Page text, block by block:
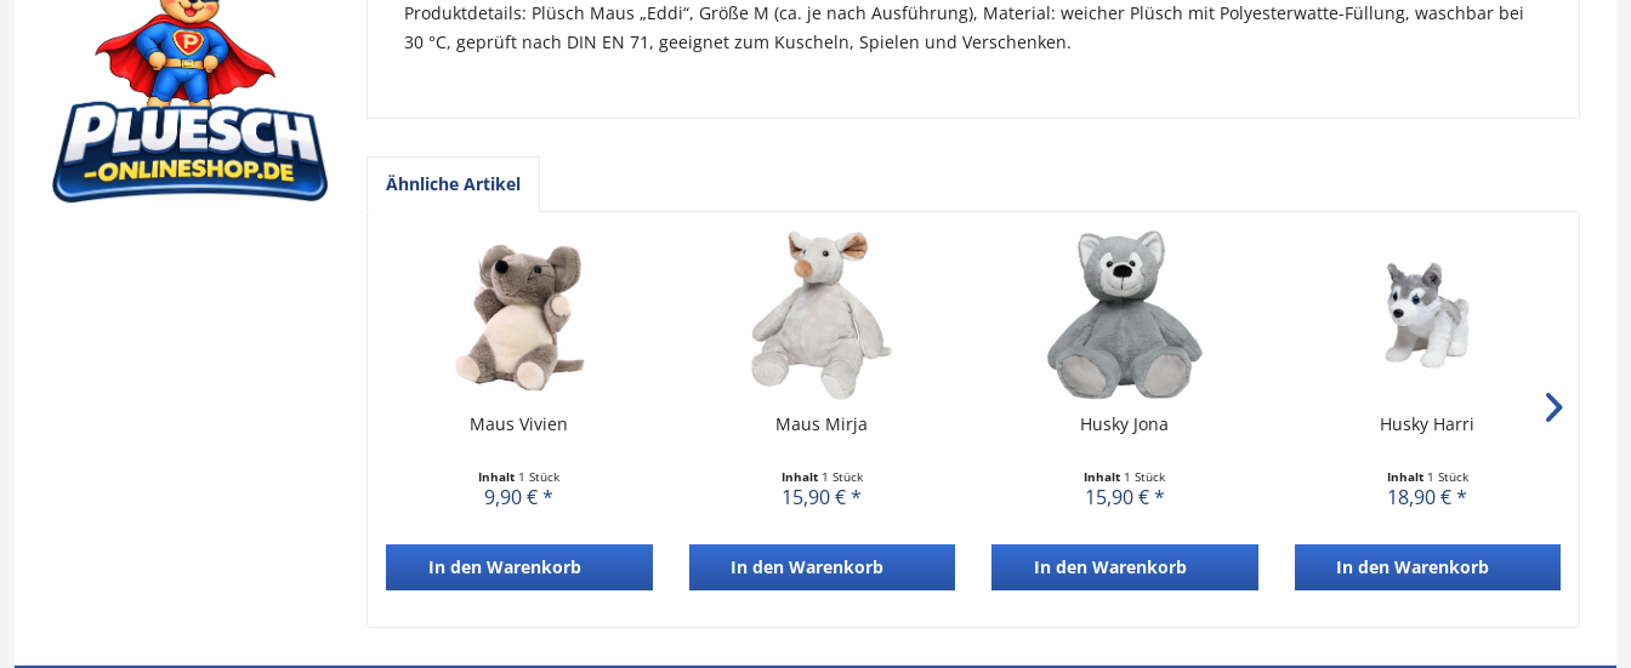
Produktdetails: Plüsch Maus „Eddi“, Größe M (ca. je nach Ausführung), Material: weicher Plüsch mit Polyesterwatte-Füllung, waschbar bei
30 °C, geprüft nach DIN EN 71, geeignet zum Kuscheln, Spielen und Verschenken.
Ähnliche Artikel
Maus Vivien
Inhalt 1 Stück
9,90 € *
In den Warenkorb
Maus Mirja
Inhalt 1 Stück
15,90 € *
In den Warenkorb
Husky Jona
Inhalt 1 Stück
15,90 € *
In den Warenkorb
Husky Harri
Inhalt 1 Stück
18,90 € *
In den Warenkorb